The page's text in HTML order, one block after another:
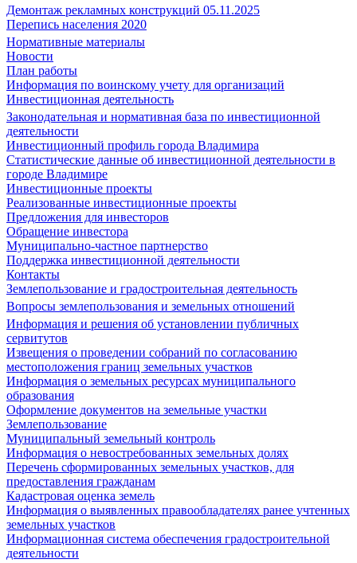
Демонтаж рекламных конструкций 05.11.2025
Перепись населения 2020
Нормативные материалы
Новости
План работы
Информация по воинскому учету для организаций
Инвестиционная деятельность
Законодательная и нормативная база по инвестиционной
деятельности
Инвестиционный профиль города Владимира
Статистические данные об инвестиционной деятельности в
городе Владимире
Инвестиционные проекты
Реализованные инвестиционные проекты
Предложения для инвесторов
Обращение инвестора
Муниципально-частное партнерство
Поддержка инвестиционной деятельности
Контакты
Землепользование и градостроительная деятельность
Вопросы землепользования и земельных отношений
Информация и решения об установлении публичных
сервитутов
Извещения о проведении собраний по согласованию
местоположения границ земельных участков
Информация о земельных ресурсах муниципального
образования
Оформление документов на земельные участки
Землепользование
Муниципальный земельный контроль
Информация о невостребованных земельных долях
Перечень сформированных земельных участков, для
предоставления гражданам
Кадастровая оценка земель
Информация о выявленных правообладателях ранее учтенных
земельных участков
Информационная система обеспечения градостроительной
деятельности